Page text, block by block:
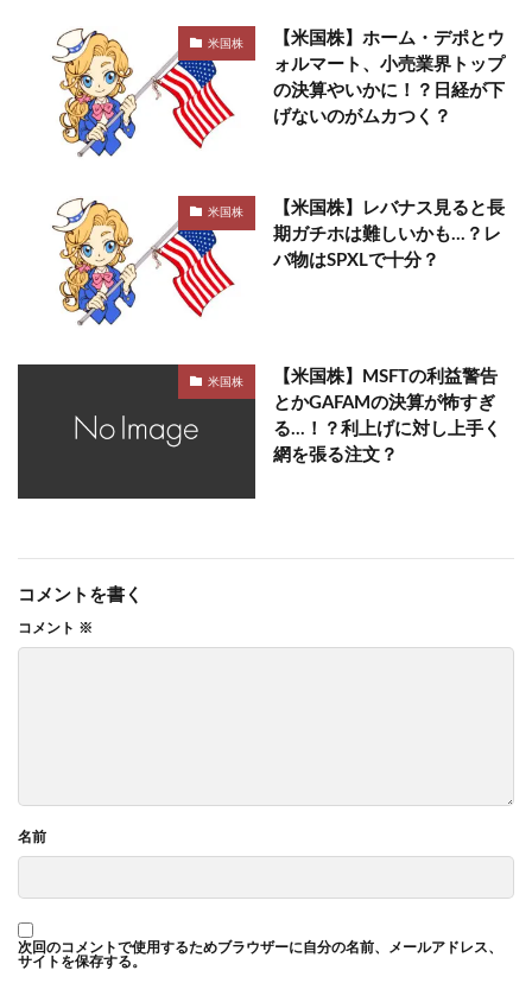
米国株
【米国株】ホーム・デポとウ
ォルマート、小売業界トップ
の決算やいかに！？日経が下
げないのがムカつく？
米国株
【米国株】レバナス見ると長
期ガチホは難しいかも…？レ
バ物はSPXLで十分？
米国株
【米国株】MSFTの利益警告
とかGAFAMの決算が怖すぎ
る…！？利上げに対し上手く
網を張る注文？
コメントを書く
コメント ※
名前
次回のコメントで使用するためブラウザーに自分の名前、メールアドレス、
サイトを保存する。